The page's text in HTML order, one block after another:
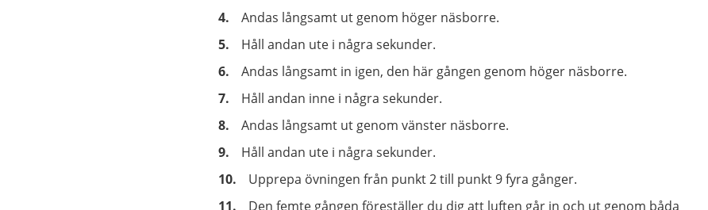
Andas långsamt ut genom höger näsborre.
Håll andan ute i några sekunder.
Andas långsamt in igen, den här gången genom höger näsborre.
Håll andan inne i några sekunder.
Andas långsamt ut genom vänster näsborre.
Håll andan ute i några sekunder.
Upprepa övningen från punkt 2 till punkt 9 fyra gånger.
Den femte gången föreställer du dig att luften går in och ut genom båda